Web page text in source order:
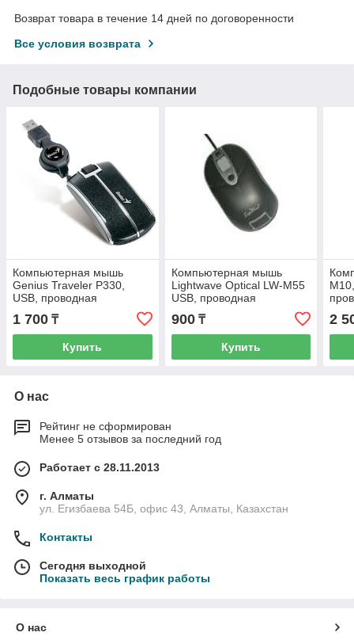
Возврат товара в течение 14 дней по договоренности
Все условия возврата
Подобные товары компании
Компьютерная мышь
Genius Traveler P330,
USB, проводная
1 700 ₸
Купить
Компьютерная мышь
Lightwave Optical LW-M55
USB, проводная
900₸
Купить
2
О нас
Рейтинг не сформирован
Менее 5 отзывов за последний год
Работает с 28.11.2013
г. Алматы
ул. Егизбаева 54Б, офис 43, Алматы, Казахстан
Контакты
Сегодня выходной
Показать весь график работы
О нас